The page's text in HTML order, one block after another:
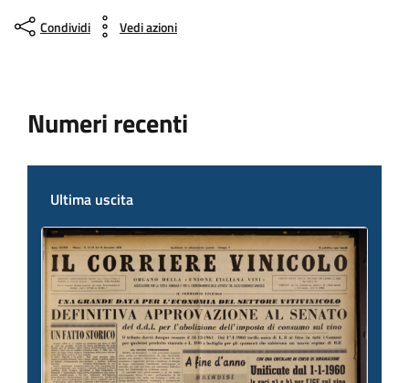
Condividi Vedi azioni
Numeri recenti
Ultima uscita